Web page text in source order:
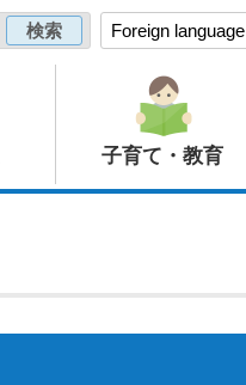
Foreign language
子育て・教育